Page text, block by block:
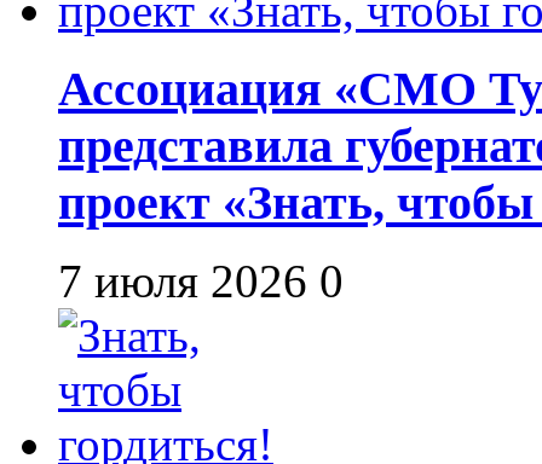
Ассоциация «СМО
представила
проект «Знать,
7 июля 2026 0